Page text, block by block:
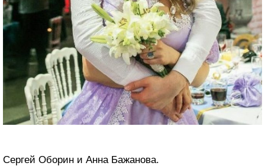
Сергей Оборин и Анна Бажанова.